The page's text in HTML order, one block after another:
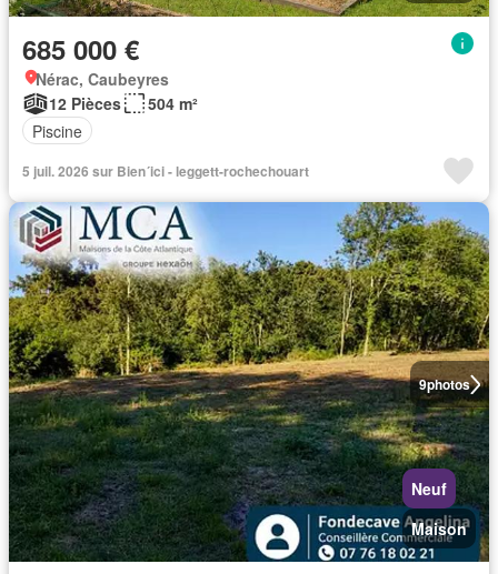
685 000 €
Nérac, Caubeyres
12 Pièces
504 m²
Piscine
5 juil. 2026 sur Bien´ici - leggett-rochechouart
9photos
Neuf
Maison